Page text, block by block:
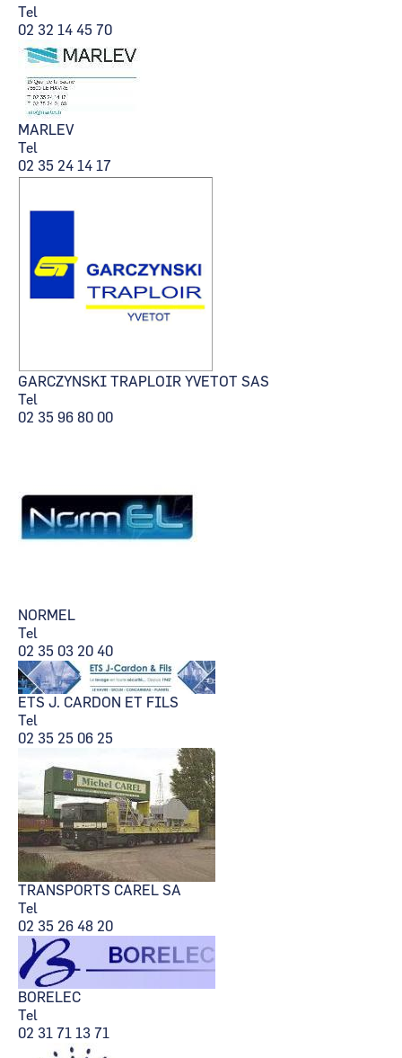
Tel
02 32 14 45 70
MARLEV
Tel
02 35 24 14 17
GARCZYNSKI TRAPLOIR YVETOT SAS
Tel
02 35 96 80 00
NORMEL
Tel
02 35 03 20 40
ETS J. CARDON ET FILS
Tel
02 35 25 06 25
TRANSPORTS CAREL SA
Tel
02 35 26 48 20
BORELEC
Tel
02 31 71 13 71